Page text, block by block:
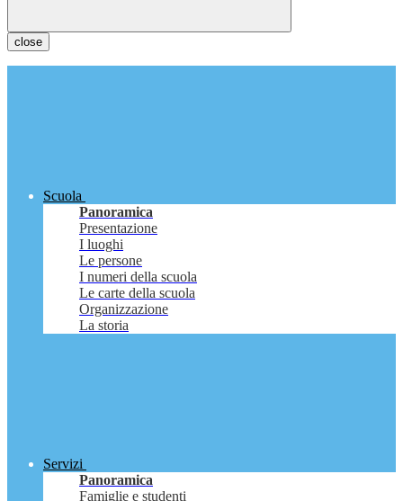
close
Scuola
Panoramica
Presentazione
I luoghi
Le persone
I numeri della scuola
Le carte della scuola
Organizzazione
La storia
Servizi
Panoramica
Famiglie e studenti